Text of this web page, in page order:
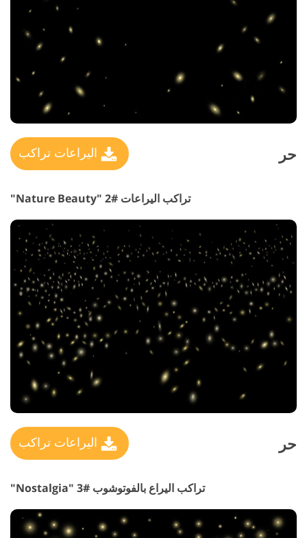
حر اليراعات تراكب
تراكب اليراعات #2 "Nature Beauty"
حر اليراعات تراكب
تراكب اليراع بالفوتوشوب #3 "Nostalgia"